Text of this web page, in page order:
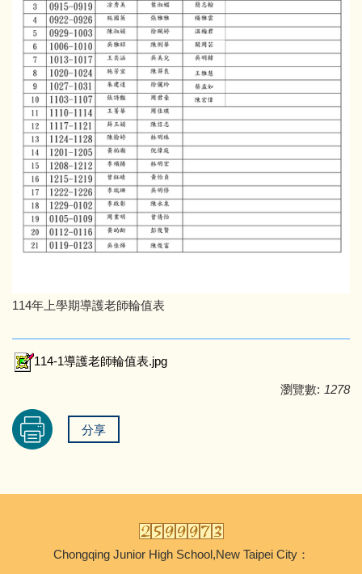
114年上學期導護老師輪值表
114-1導護老師輪值表.jpg
瀏覽數: 1278
分享
Chongqing Junior High School,New Taipei City：